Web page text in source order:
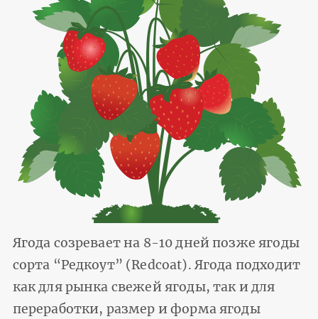
Ягода созревает на 8-10 дней позже ягоды
сорта “Редкоут” (Redcoat). Ягода подходит
как для рынка свежей ягоды, так и для
переработки, размер и форма ягоды